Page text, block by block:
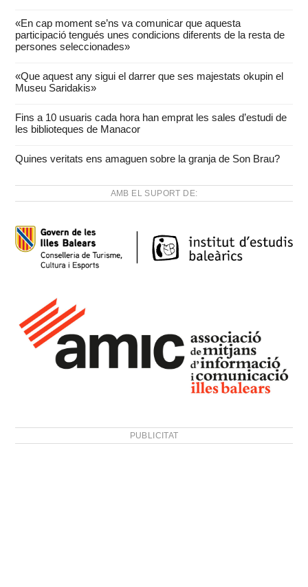
«En cap moment se’ns va comunicar que aquesta
participació tengués unes condicions diferents de la resta de
persones seleccionades»
«Que aquest any sigui el darrer que ses majestats okupin el
Museu Saridakis»
Fins a 10 usuaris cada hora han emprat les sales d’estudi de
les biblioteques de Manacor
Quines veritats ens amaguen sobre la granja de Son Brau?
AMB EL SUPORT DE:
PUBLICITAT